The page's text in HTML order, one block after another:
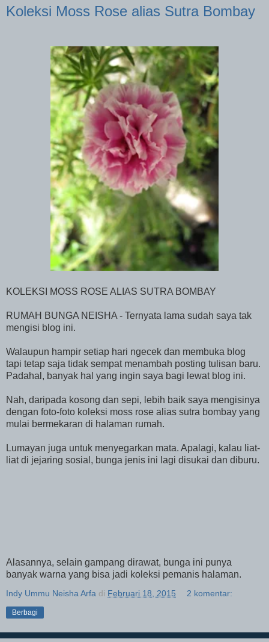
Koleksi Moss Rose alias Sutra Bombay
KOLEKSI MOSS ROSE ALIAS SUTRA BOMBAY
RUMAH BUNGA NEISHA - Ternyata lama sudah saya tak
mengisi blog ini.
Walaupun hampir setiap hari ngecek dan membuka blog
tapi tetap saja tidak sempat menambah posting tulisan baru.
Padahal, banyak hal yang ingin saya bagi lewat blog ini.
Nah, daripada kosong dan sepi, lebih baik saya mengisinya
dengan foto-foto koleksi moss rose alias sutra bombay yang
mulai bermekaran di halaman rumah.
Lumayan juga untuk menyegarkan mata. Apalagi, kalau liat-
liat di jejaring sosial, bunga jenis ini lagi disukai dan diburu.
Alasannya, selain gampang dirawat, bunga ini punya
banyak warna yang bisa jadi koleksi pemanis halaman.
Indy Ummu Neisha Arfa di Februari 18, 2015 2 komentar:
Berbagi